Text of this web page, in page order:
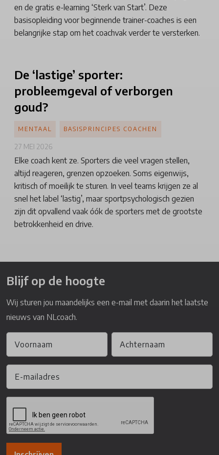
en de gratis e-learning ‘Sterk van Start’. Deze
basisopleiding voor beginnende trainer-coaches is een
belangrijke stap om het coachvak verder te versterken.
De ‘lastige’ sporter:
probleemgeval of verborgen
goud?
Elke coach kent ze. Sporters die veel vragen stellen,
altijd reageren, grenzen opzoeken. Soms eigenwijs,
kritisch of moeilijk te sturen. In veel teams krijgen ze al
snel het label ‘lastig’, maar sportpsychologisch gezien
zijn dit opvallend vaak óók de sporters met de grootste
betrokkenheid en drive.
MENTAAL BASISPRINCIPES COACHEN
27 MEI 2026
Blijf op de hoogte
Wij sturen jou maandelijks een e-mail met daarin het laatste
nieuws van NLcoach.